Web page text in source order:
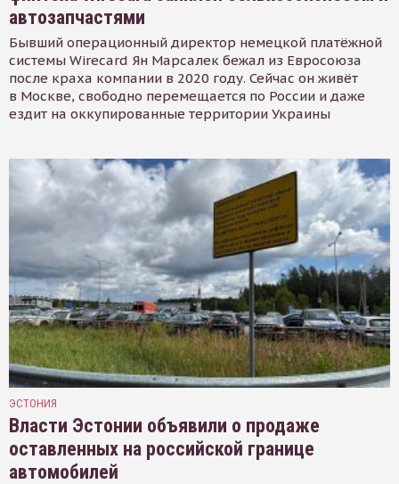
автозапчастями
Бывший операционный директор немецкой платёжной
системы Wirecard Ян Марсалек бежал из Евросоюза
после краха компании в 2020 году. Сейчас он живёт
в Москве, свободно перемещается по России и даже
ездит на оккупированные территории Украины
ЭСТОНИЯ
Власти Эстонии объявили о продаже
оставленных на российской границе
автомобилей